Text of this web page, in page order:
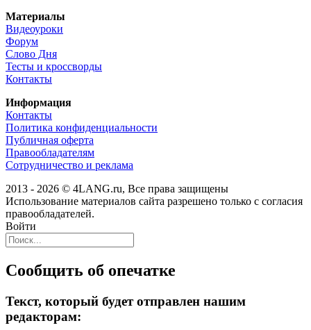
Материалы
Видеоуроки
Форум
Слово Дня
Тесты и кроссворды
Контакты
Информация
Контакты
Политика конфиденциальности
Публичная оферта
Правообладателям
Сотрудничество и реклама
2013 - 2026 © 4LANG.ru, Все права защищены
Использование материалов сайта разрешено только с согласия
правообладателей.
Войти
Сообщить об опечатке
Текст, который будет отправлен нашим
редакторам: